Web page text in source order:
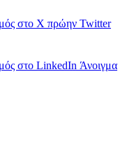
στο X πρώην Twitter
στο LinkedIn Άνοιγμα